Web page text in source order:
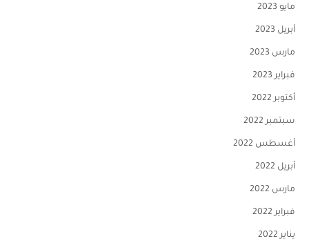
مايو 2023
أبريل 2023
مارس 2023
فبراير 2023
أكتوبر 2022
سبتمبر 2022
أغسطس 2022
أبريل 2022
مارس 2022
فبراير 2022
يناير 2022